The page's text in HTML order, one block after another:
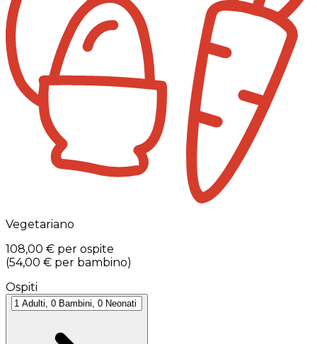
Vegetariano
108,00 € per ospite
(54,00 € per bambino)
Ospiti